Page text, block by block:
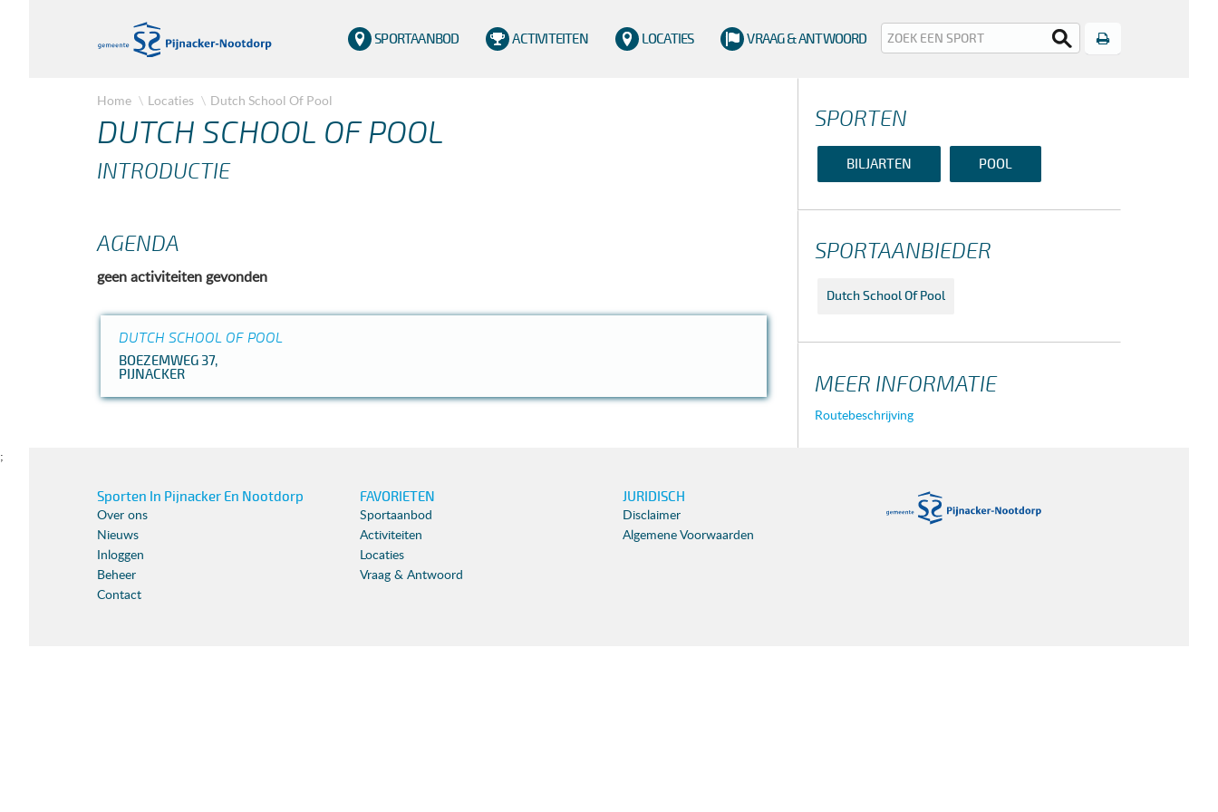
SPORTAANBOD ACTIVITEITEN LOCATIES VRAAG & ANTWOORD Print
Home Locaties Dutch School Of Pool
DUTCH SCHOOL OF POOL
INTRODUCTIE
AGENDA
geen activiteiten gevonden
DUTCH SCHOOL OF POOL
BOEZEMWEG 37,
PIJNACKER
SPORTEN
BILJARTEN POOL
SPORTAANBIEDER
Dutch School Of Pool
MEER INFORMATIE
Routebeschrijving
Sporten In Pijnacker En Nootdorp
Over ons
Nieuws
Inloggen
Beheer
Contact
FAVORIETEN
Sportaanbod
Activiteiten
Locaties
Vraag & Antwoord
JURIDISCH
Disclaimer
Algemene Voorwaarden
;